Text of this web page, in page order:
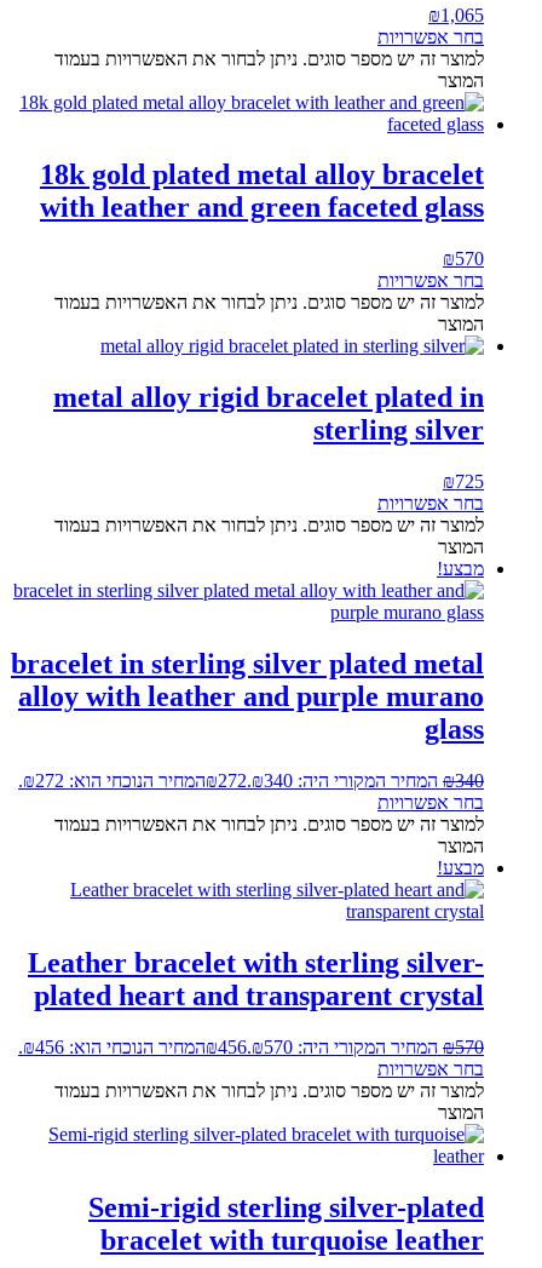
₪1,065
בחר אפשרויות
למוצר זה יש מספר סוגים. ניתן לבחור את האפשרויות בעמוד
המוצר
18k gold plated metal alloy bracelet
with leather and green faceted glass
₪570
בחר אפשרויות
למוצר זה יש מספר סוגים. ניתן לבחור את האפשרויות בעמוד
המוצר
metal alloy rigid bracelet plated in
sterling silver
₪725
בחר אפשרויות
למוצר זה יש מספר סוגים. ניתן לבחור את האפשרויות בעמוד
המוצר
מבצע!
bracelet in sterling silver plated metal
alloy with leather and purple murano
glass
₪340 המחיר המקורי היה: ₪340. ₪272
המחיר הנוכחי הוא: ₪272.
בחר אפשרויות
למוצר זה יש מספר סוגים. ניתן לבחור את האפשרויות בעמוד
המוצר
מבצע!
Leather bracelet with sterling silver-
plated heart and transparent crystal
₪570 המחיר המקורי היה: ₪570. ₪456
המחיר הנוכחי הוא: ₪456.
בחר אפשרויות
למוצר זה יש מספר סוגים. ניתן לבחור את האפשרויות בעמוד
המוצר
Semi-rigid sterling silver-plated
bracelet with turquoise leather